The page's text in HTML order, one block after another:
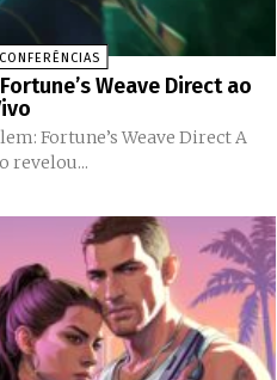
Weave Direct ao
Fortune’s Weave Direct A
revelou...